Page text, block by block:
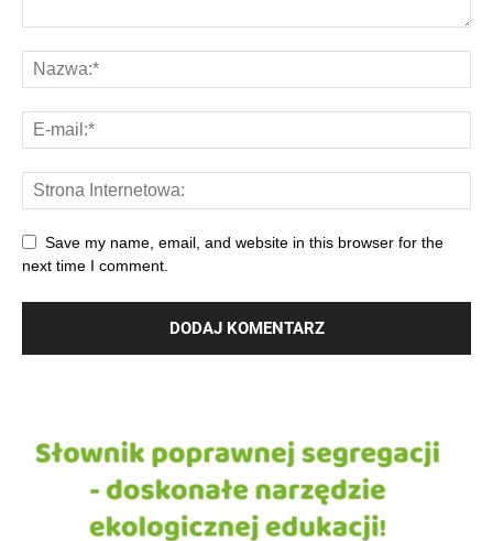
Save my name, email, and website in this browser for the
next time I comment.